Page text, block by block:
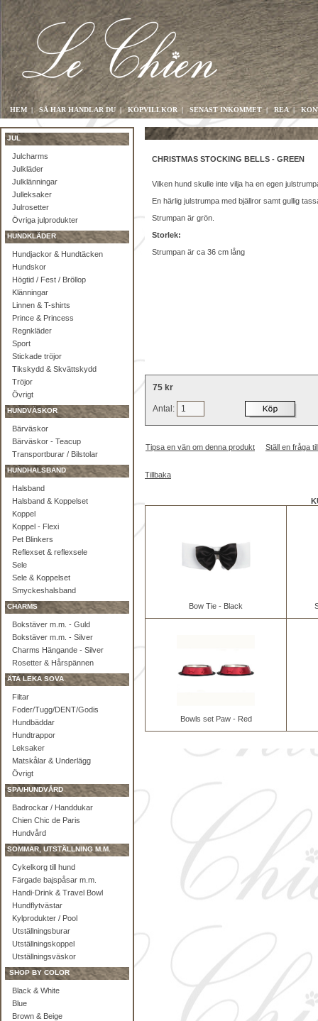
HEM | SÅ HÄR HANDLAR DU |KÖPVILLKOR | SENAST INKOMMET|REA|
JUL
Julcharms
Julkläder
Julklänningar
Julleksaker
Julrosetter
Övriga julprodukter
HUNDKLÄDER
Hundjackor & Hundtäcken
Hundskor
Högtid / Fest / Bröllop
Klänningar
Linnen & T-shirts
Prince & Princess
Regnkläder
Sport
Stickade tröjor
Tikskydd & Skvättskydd
Tröjor
Övrigt
HUNDVÄSKOR
Bärväskor
Bärväskor - Teacup
Transportburar / Bilstolar
HUNDHALSBAND
Halsband
Halsband & Koppelset
Koppel
Koppel - Flexi
Pet Blinkers
Reflexset & reflexsele
Sele
Sele & Koppelset
Smyckeshalsband
CHARMS
Bokstäver m.m. - Guld
Bokstäver m.m. - Silver
Charms Hängande - Silver
Rosetter & Hårspännen
ÄTA LEKA SOVA
Filtar
Foder/Tugg/DENT/Godis
Hundbäddar
Hundtrappor
Leksaker
Matskålar & Underlägg
Övrigt
SPA/HUNDVÅRD
Badrockar / Handdukar
Chien Chic de Paris
Hundvård
SOMMAR, UTSTÄLLNING M.M.
Cykelkorg till hund
Färgade bajspåsar m.m.
Handi-Drink & Travel Bowl
Hundflytvästar
Kylprodukter / Pool
Utställningsburar
Utställningskoppel
Utställningsväskor
SHOP BY COLOR
Black & White
Blue
Brown & Beige
CHRISTMAS STOCKING BELLS - GREEN
Vilken hund skulle inte vilja ha en egen
En härlig julstrumpa med bjällror samt gullig
Strumpan är grön.
Storlek:
Strumpan är ca 36 cm lång
75 kr
Antal:
Tipsa en vän om denna produkt Ställ en fråga
Tillbaka
Bow Tie - Black
Bowls set Paw - Red